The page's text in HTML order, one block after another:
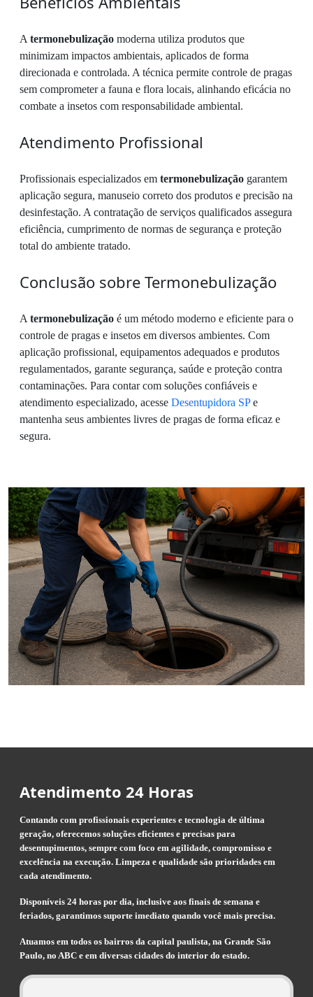
Atermonebulização moderna utiliza produtos que
minimizam impactos ambientais, aplicados de forma
direcionada e controlada. A técnica permite controle de pragas
sem comprometer a fauna e flora locais, alinhando eficácia no
combate a insetos com responsabilidade ambiental.
Atendimento Profissional
Profissionais especializados em termonebulização garantem
aplicação segura, manuseio correto dos produtos e precisão na
desinfestação. A contratação de serviços qualificados assegura
eficiência, cumprimento de normas de segurança e proteção
total do ambiente tratado.
Conclusão sobre Termonebulização
Atermonebulização é um método moderno e eficiente para o
controle de pragas e insetos em diversos ambientes. Com
aplicação profissional, equipamentos adequados e produtos
regulamentados, garante segurança, saúde e proteção contra
contaminações. Para contar com soluções confiáveis e
atendimento especializado, acesse Desentupidora SPe
mantenha seus ambientes livres de pragas de forma eficaz e
segura.
Atendimento 24 Horas
Contando com profissionais experientes e tecnologia de última
geração, oferecemos soluções eficientes e precisas para
desentupimentos, sempre com foco em agilidade, compromisso e
excelência na execução. Limpeza e qualidade são prioridades em
cada atendimento.
Disponíveis 24 horas por dia, inclusive aos finais de semana e
feriados, garantimos suporte imediato quando você mais precisa.
Atuamos em todos os bairros da capital paulista, na Grande São
Paulo, no ABC e em diversas cidades do interior do estado.